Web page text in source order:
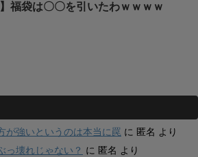
】福袋は〇〇を引いたわｗｗｗｗ
が強いというのは本当に罠 に 匿名 より
っ壊れじゃない？ に 匿名 より